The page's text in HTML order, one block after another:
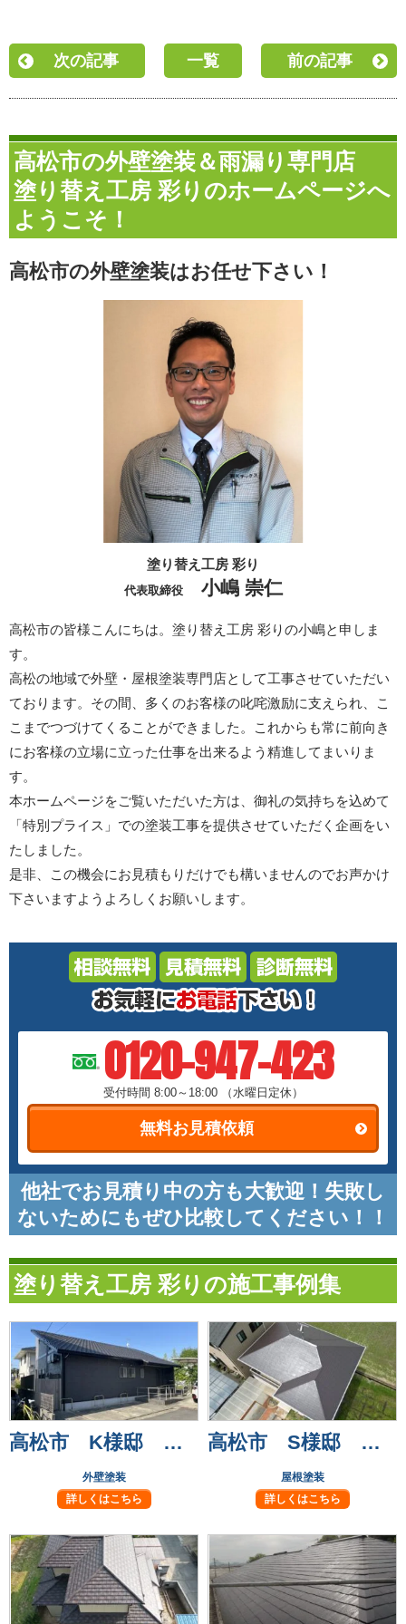
次の記事 一覧 前の記事
高松市の外壁塗装＆雨漏り専門店
塗り替え工房 彩りのホームページへ
ようこそ！
高松市の外壁塗装はお任せ下さい！
塗り替え工房 彩り
代表取締役 小嶋 崇仁
高松市の皆様こんにちは。塗り替え工房 彩りの小嶋と申しま
す。
高松の地域で外壁・屋根塗装専門店として工事させていただい
ております。その間、多くのお客様の叱咤激励に支えられ、こ
こまでつづけてくることができました。これからも常に前向き
にお客様の立場に立った仕事を出来るよう精進してまいりま
す。
本ホームページをご覧いただいた方は、御礼の気持ちを込めて
「特別プライス」での塗装工事を提供させていただく企画をい
たしました。
是非、この機会にお見積もりだけでも構いませんのでお声かけ
下さいますようよろしくお願いします。
0120-947-423
受付時間 8:00～18:00 （水曜日定休）
無料お見積依頼
他社でお見積り中の方も大歓迎！失敗し
ないためにもぜひ比較してください！！
塗り替え工房 彩りの施工事例集
高松市 K様邸 遮熱フッ素塗料で長持ち安心！
外壁塗装
詳しくはこちら
高松市 S様邸 高耐候フッ素塗料で屋根塗装！
屋根塗装
詳しくはこちら